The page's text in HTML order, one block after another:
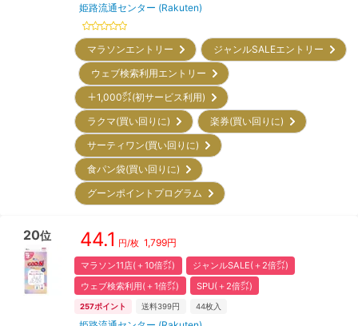
姫路流通センター (Rakuten)
マラソンエントリー
ジャンルSALEエントリー
ウェブ検索利用エントリー
＋1,000㌽(初サービス利用)
ラクマ(買い回りに)
楽券(買い回りに)
サーティワン(買い回りに)
食パン袋(買い回りに)
グーンポイントプログラム
20位 44.1 円/枚 1,799円
マラソン11店(＋10倍㌽)
ジャンルSALE(＋2倍㌽)
ウェブ検索利用(＋1倍㌽)
SPU(＋2倍㌽)
257ポイント 送料399円 44枚入